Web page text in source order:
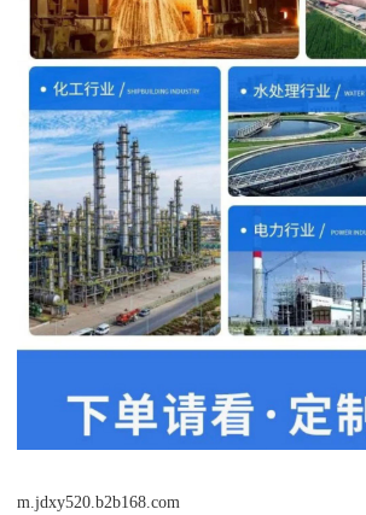
m.jdxy520.b2b168.com